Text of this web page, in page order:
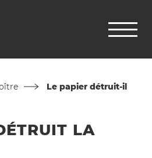
Le papier détruit-il
LA